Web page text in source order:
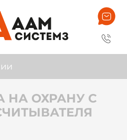
НА ОХРАНУ С